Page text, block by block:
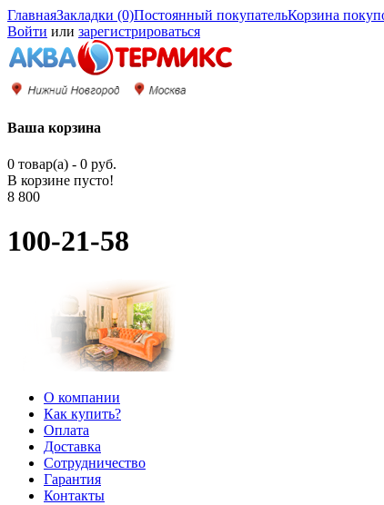
ГлавнаяЗакладки (0)Постоянный покупательКорзина
Войти или зарегистрироваться
Ваша корзина
0 товар(а) - 0 руб.
В корзине пусто!
8 800
100-21-58
О компании
Как купить?
Оплата
Доставка
Сотрудничество
Гарантия
Контакты